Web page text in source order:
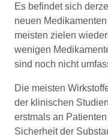
Es befindet sich
neuen
meisten zielen
wenigen
sind noch nicht
Die meisten
der klinischen
erstmals an
Sicherheit der